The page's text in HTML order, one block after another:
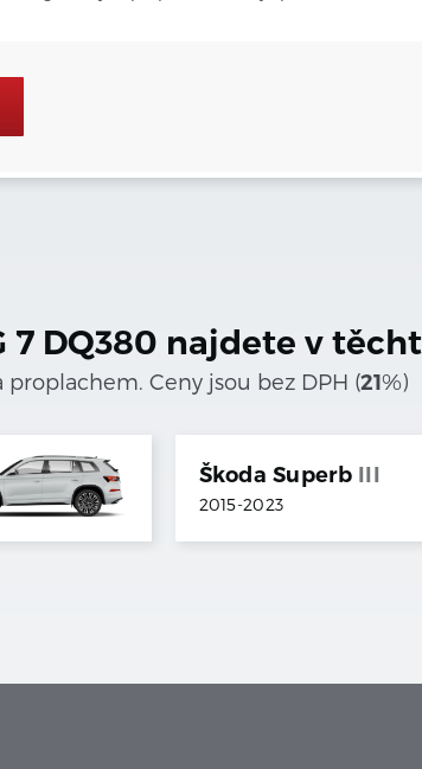
7 DQ380 najdete v
Ceny jsou bez DPH (21%)
Škoda Superb III
2015-2023